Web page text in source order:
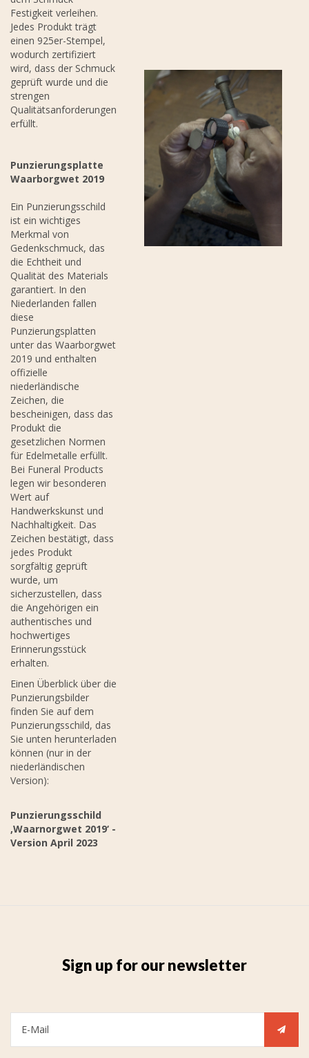
Festigkeit verleihen.
Jedes Produkt trägt
einen 925er-Stempel,
wodurch zertifiziert
wird, dass der Schmuck
geprüft wurde und die
strengen
Qualitätsanforderungen
erfüllt.
Punzierungsplatte
Waarborgwet 2019
Ein Punzierungsschild
ist ein wichtiges
Merkmal von
Gedenkschmuck, das
die Echtheit und
Qualität des Materials
garantiert. In den
Niederlanden fallen
diese
Punzierungsplatten
unter das Waarborgwet
2019 und enthalten
offizielle
niederländische
Zeichen, die
bescheinigen, dass das
Produkt die
gesetzlichen Normen
für Edelmetalle erfüllt.
Bei Funeral Products
legen wir besonderen
Wert auf
Handwerkskunst und
Nachhaltigkeit. Das
Zeichen bestätigt, dass
jedes Produkt
sorgfältig geprüft
wurde, um
sicherzustellen, dass
die Angehörigen ein
authentisches und
hochwertiges
Erinnerungsstück
erhalten.
Einen Überblick über die
Punzierungsbilder
finden Sie auf dem
Punzierungsschild, das
Sie unten herunterladen
können (nur in der
niederländischen
Version):
Punzierungsschild
‚Waarnorgwet 2019‘ -
Version April 2023
Sign up for our newsletter